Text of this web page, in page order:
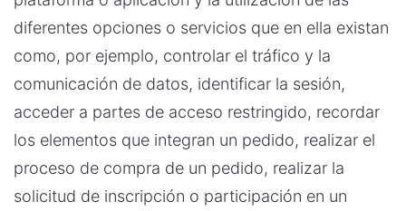
diferentes opciones o servicios que en ella existan
como, por ejemplo, controlar el tráfico y la
comunicación de datos, identificar la sesión,
acceder a partes de acceso restringido, recordar
los elementos que integran un pedido, realizar el
proceso de compra de un pedido, realizar la
solicitud de inscripción o participación en un